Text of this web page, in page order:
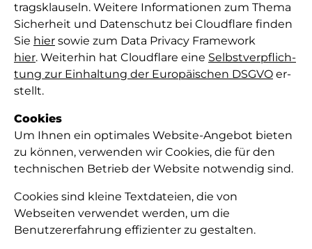
trags­klau­seln. Wei­te­re In­for­ma­ti­o­nen zum The­ma
Si­cher­heit und Da­ten­schutz bei Cloudflare fin­den
Sie hier sowie zum Data Privacy Framework
hier. Wei­ter­hin hat Cloudflare ei­ne Selbst­ver­pflich­
tung zur Ein­hal­tung der Eu­ro­pä­i­schen DSGVO er­
stellt.
Cookies
Um Ihnen ein optimales Website-Angebot bieten
zu können, verwenden wir Cookies, die für den
technischen Betrieb der Website notwendig sind.
Cookies sind kleine Textdateien, die von
Webseiten verwendet werden, um die
Benutzererfahrung effizienter zu gestalten.